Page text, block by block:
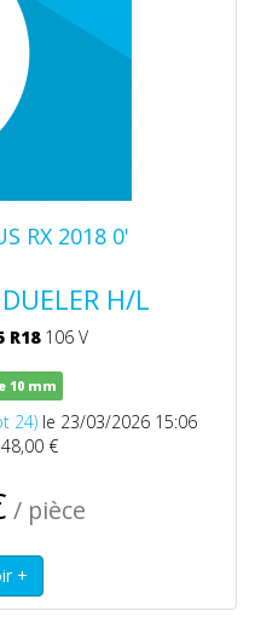
RX 2018 0'
H/L
R18106 V
10 mm
24)le 23/03/2026 15:06
€
/ pièce